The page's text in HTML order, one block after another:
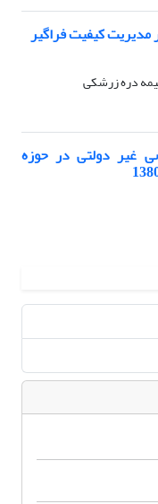
مدیریت کیفیت فراگیر
دره زرشکی
غیر دولتی در حوزه